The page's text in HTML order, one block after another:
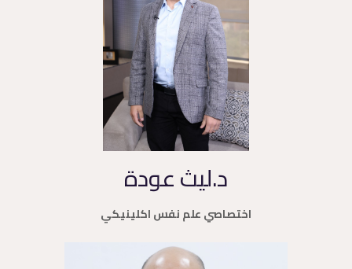
د.ليث عودة
اختصاصي علم نفس اكلينيكي